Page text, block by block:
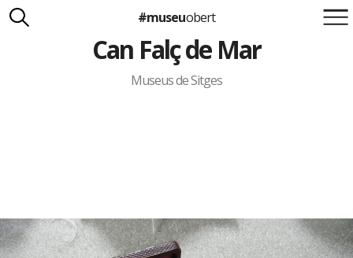
Suma't a la iniciativa
Carlota Royo
Francesca Barcellona
#museuobert
Can Falç de Mar
Museus de Sitges